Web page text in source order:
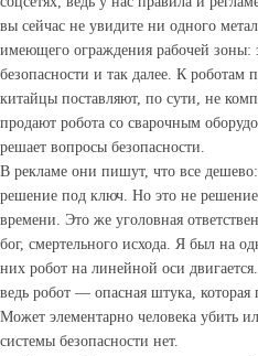
вы сейчас не увидите ни одного
имеющего ограждения рабочей зоны:
безопасности и так далее. К роботам
китайцы поставляют, по сути, не
продают робота со сварочным
решает вопросы безопасности.
В рекламе они пишут, что все
решение под ключ. Но это не
времени. Это же уголовная
бог, смертельного исхода. Я был на
них робот на линейной оси
ведь робот — опасная штука, которая
Может элементарно человека убить
системы безопасности нет.